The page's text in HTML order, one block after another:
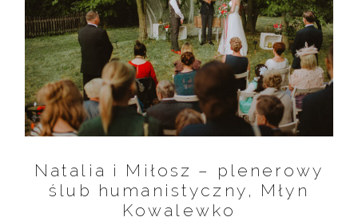
Natalia i Miłosz – plenerowy
ślub humanistyczny, Młyn
Kowalewko
ŚLUBNE HISTORIE
KONTAKT
©2026 COPYRIGHT FLOTHEMES